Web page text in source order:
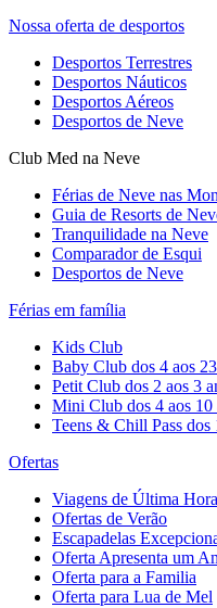
Nossa oferta de desportos
Desportos Terrestres
Desportos Náuticos
Desportos Aéreos
Desportos de Neve
Club Med na Neve
Férias de Neve nas
Guia de Resorts de
Tranquilidade na Neve​
Comparador de Esqui
Desportos de Neve
Férias em família
Kids Club
Baby Club dos 4 aos
Petit Club dos 2 aos 3
Mini Club dos 4 aos 10
Teens & Chill Pass dos
Ofertas
Viagens de Última Hora
Ofertas de Verão
Escapadelas
Oferta Apresenta um
Oferta para a Familia
Oferta para Lua de Mel